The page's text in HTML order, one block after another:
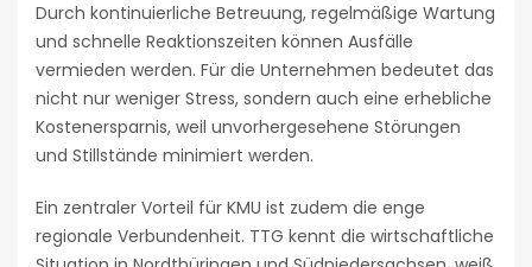
Durch kontinuierliche Betreuung, regelmäßige Wartung
und schnelle Reaktionszeiten können Ausfälle
vermieden werden. Für die Unternehmen bedeutet das
nicht nur weniger Stress, sondern auch eine erhebliche
Kostenersparnis, weil unvorhergesehene Störungen
und Stillstände minimiert werden.
Ein zentraler Vorteil für KMU ist zudem die enge
regionale Verbundenheit. TTG kennt die wirtschaftliche